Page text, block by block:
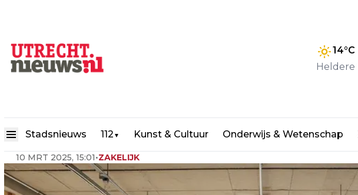
14°C
Heldere
Stadsnieuws 112 ▼ Kunst & Cultuur Onderwijs & Wetenschap
Kantoorruimte in Utrecht vinden zonder
10 MRT 2025, 15:01•ZAKELIJK